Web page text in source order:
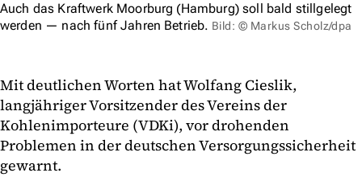
Auch das Kraftwerk Moorburg (Hamburg) soll bald stillgelegt
werden — nach fünf Jahren Betrieb. Bild: © Markus Scholz/dpa
Mit deutlichen Worten hat Wolfang Cieslik,
langjähriger Vorsitzender des Vereins der
Kohlenimporteure (VDKi), vor drohenden
Problemen in der deutschen Versorgungssicherheit
gewarnt.